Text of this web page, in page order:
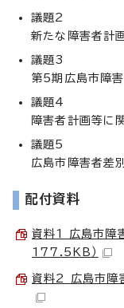
議題2
新たな障害者計
議題3
第5期広島市障
議題4
障害者計画等に
議題5
広島市障害者差
配付資料
資料1 広島市障
177.5KB）
資料2 広島市障